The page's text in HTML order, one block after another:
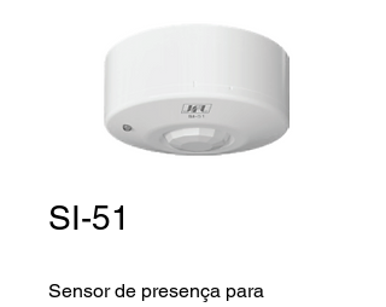
SI-51
Sensor de presença para